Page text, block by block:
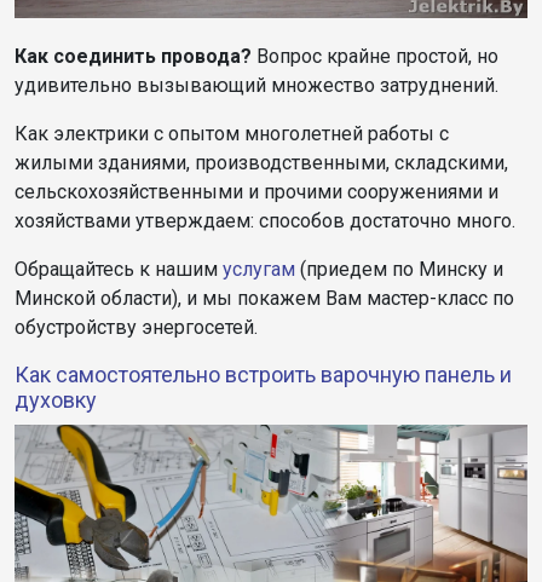
Как соединить провода? Вопрос крайне простой, но
удивительно вызывающий множество затруднений.
Как электрики с опытом многолетней работы с
жилыми зданиями, производственными, складскими,
сельскохозяйственными и прочими сооружениями и
хозяйствами утверждаем: способов достаточно много.
Обращайтесь к нашим услугам (приедем по Минску и
Минской области), и мы покажем Вам мастер-класс по
обустройству энергосетей.
Как самостоятельно встроить варочную панель и
духовку